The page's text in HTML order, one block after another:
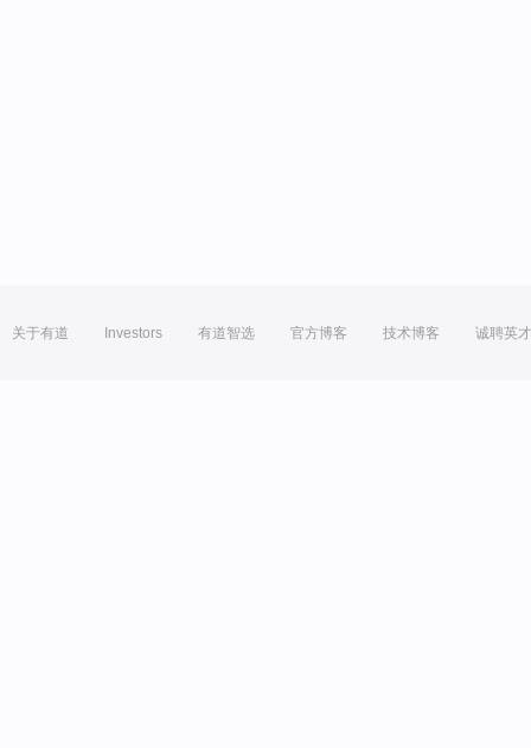
关于有道 Investors 有道智选 官方博客 技术博客 诚聘英才